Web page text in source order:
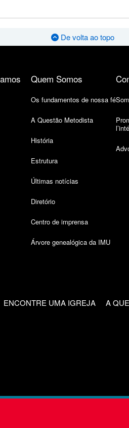
De volta ao topo
Quem Somos
Os fundamentos de nossa fé
A Questão Metodista
História
Estrutura
Últimas notícias
Diretório
Centro de imprensa
Árvore genealógica da IMU
ENCONTRE UMA IGREJA A